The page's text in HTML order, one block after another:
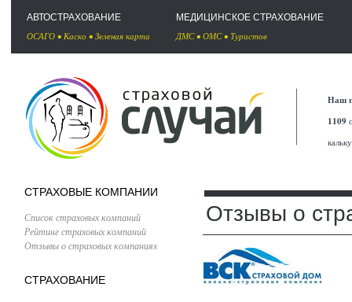
АВТОСТРАХОВАНИЕ
ОСАГО • Каско • Зеленая карта
МЕДИЦИНСКОЕ СТРАХОВАНИЕ
ДМС• ОМС• Туристов
Наш
1109
СТРАХОВЫЕ КОМПАНИИ
Список страховых компаний
Рейтинг страховых компаний
Отзывы о страховых компаниях
СТРАХОВАНИЕ
Отзывы о